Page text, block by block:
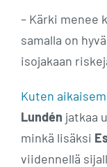
– Kärki menee
samalla on
isojakaan
Kuten
Lundén jatkaa
minkä lisäksi
viidennellä